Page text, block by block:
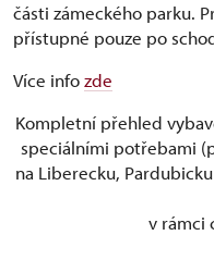
části zámeckého parku.
přístupné pouze po
Více infozde
Kompletní přehled
speciálními potřebami
na Liberecku,
v rámci